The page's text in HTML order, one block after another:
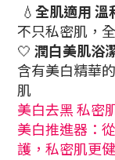
💧全肌適用 溫
不只私密肌，
🤍 潤白美肌浴
含有美白精華
肌
美白去黑 私密
美白推進器：
護，私密肌更